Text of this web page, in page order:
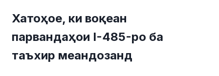
Хатоҳое, ки воқеан
парвандаҳои I-485-ро ба
таъхир меандозанд